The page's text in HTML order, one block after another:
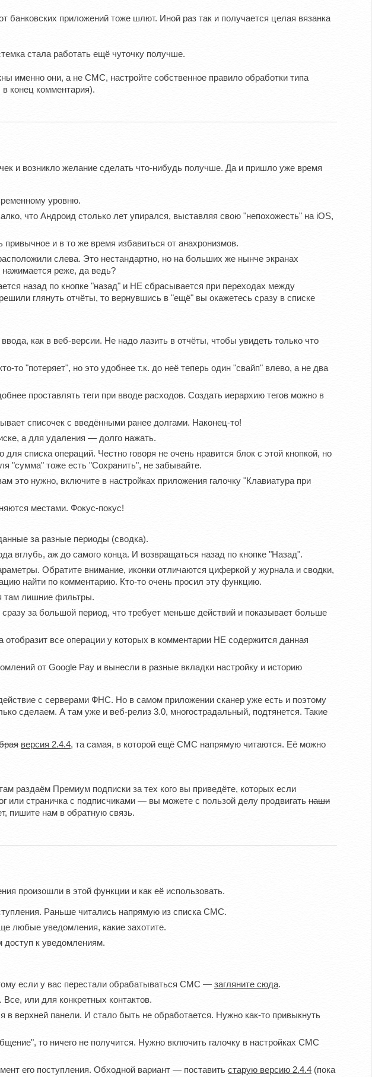
приложений тоже шлют. Иной раз так и получается целая вязанка
стала работать ещё чуточку получше.
они, а не СМС, настройте собственное правило обработки типа
конец комментария).
и возникло желание сделать что-нибудь получше. Да и пришло уже время
уровню.
что Андроид столько лет упирался, выставляя свою "непохожесть" на iOS,
и в то же время избавиться от анахронизмов.
слева. Это нестандартно, но на больших же нынче экранах
нажимается реже, да ведь?
назад по кнопке "назад" и НЕ сбрасывается при переходах между
глянуть отчёты, то вернувшись в "ещё" вы окажетесь сразу в списке
как в веб-версии. Не надо лазить в отчёты, чтобы увидеть только что
то "потеряет", но это удобнее т.к. до неё теперь один "свайп" влево, а не два
проставлять теги при вводе расходов. Создать иерархию тегов можно в
списочек с введёнными ранее долгами. Наконец-то!
а для удаления — долго нажать.
списка операций. Честно говоря не очень нравится блок с этой кнопкой, но
"сумма" тоже есть "Сохранить", не забывайте.
это нужно, включите в настройках приложения галочку "Клавиатура при
местами. Фокус-покус!
за разные периоды (сводка).
вглубь, аж до самого конца. И возвращаться назад по кнопке "Назад".
Обратите внимание, иконки отличаются циферкой у журнала и сводки,
найти по комментарию. Кто-то очень просил эту функцию.
там лишние фильтры.
за большой период, что требует меньше действий и показывает больше
все операции у которых в комментарии НЕ содержится данная
от Google Pay и вынесли в разные вкладки настройку и историю
с серверами ФНС. Но в самом приложении сканер уже есть и поэтому
сделаем. А там уже и веб-релиз 3.0, многострадальный, подтянется. Такие
версия 2.4.4, та самая, в которой ещё СМС напрямую читаются. Её можно
раздаём Премиум подписки за тех кого вы приведёте, которых если
или страничка с подписчиками — вы можете с пользой делу продвигать наши
пишите нам в обратную связь.
произошли в этой функции и как её использовать.
Раньше читались напрямую из списка СМС.
любые уведомления, какие захотите.
к уведомлениям.
если у вас перестали обрабатываться СМС — загляните сюда.
или для конкретных контактов.
верхней панели. И стало быть не обработается. Нужно как-то привыкнуть
то ничего не получится. Нужно включить галочку в настройках СМС
его поступления. Обходной вариант — поставить старую версию 2.4.4 (пока